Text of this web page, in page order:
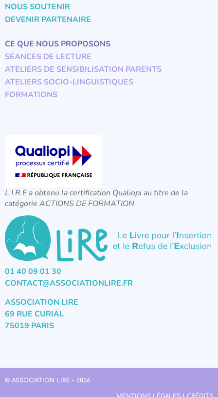
NOUS SOUTENIR
DEVENIR PARTENAIRE
CE QUE NOUS PROPOSONS
SÉANCES DE LECTURE
ATELIERS DE SENSIBILISATION PARENTS
ATELIERS SOCIO-LINGUISTIQUES
FORMATIONS
L.I.R.E a obtenu la certification Qualiopi au titre de la
catégorie ACTIONS DE FORMATION
01 40 09 01 30
CONTACT@ASSOCIATIONLIRE.FR
ASSOCIATION LIRE
69 RUE CURIAL
75019 PARIS
© ASSOCIATION LIRE - 2026